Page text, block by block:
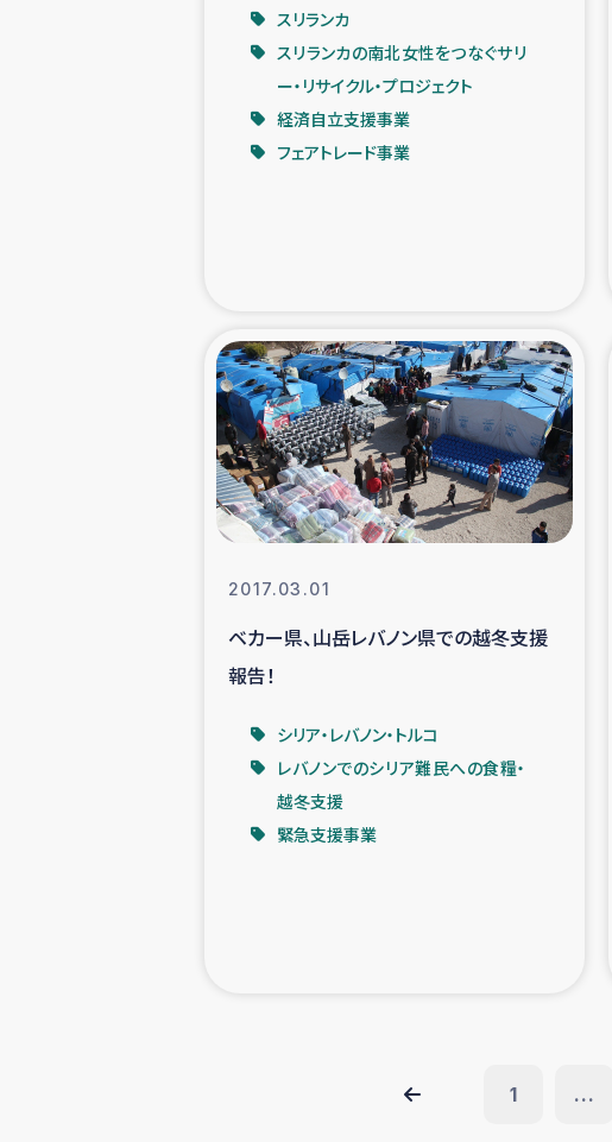
ふりかけ普及と食生活改善によ
コーヒー生産者
ベイルート大規模爆発
アグロフォレストリー（カ
スリランカ
スリランカの南北女性をつなぐサリ
ー・リサイクル・プロジェクト
経済自立支援事業
フェアトレード事業
2017.03.01
ベカー県、山岳レバノン県での越冬支援
報告！
シリア・レバノン・トルコ
レバノンでのシリア難民への食糧・
越冬支援
緊急支援事業
1 ...